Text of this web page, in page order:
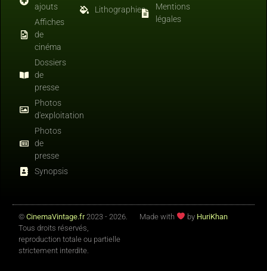
ajouts
Affiches
de
cinéma
Dossiers
de
presse
Photos
d'exploitation
Photos
de
presse
Synopsis
Lithographies
Mentions
légales
© CinemaVintage.fr2023 - 2026.
Tous droits réservés,
reproduction totale ou partielle
strictement interdite.
Made with by HuriKhan